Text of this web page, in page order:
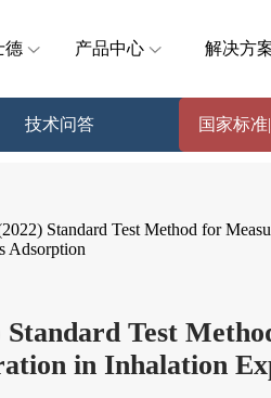
德 产品中心 解决方
技术问答 国家标
Standard Test Method for
Adsorption
Standard Test
in Inhalation